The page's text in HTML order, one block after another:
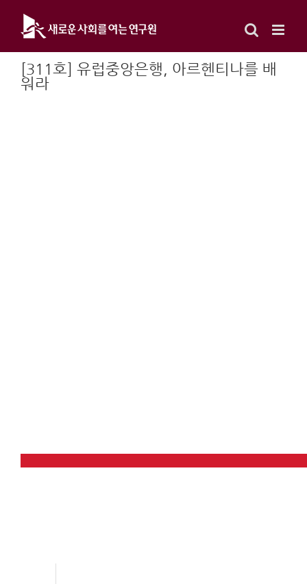
content
[311호] 유럽중앙은행, 아르헨티나를 배
워라